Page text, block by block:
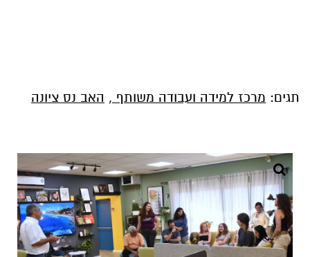
תגים: מרכז למידה ועבודה משותף , האב נס ציונה